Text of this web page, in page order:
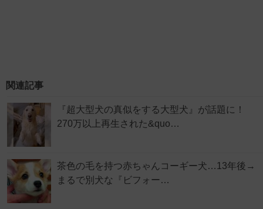
関連記事
『超大型犬の真似をする大型犬』が話題に！
270万以上再生された&quo…
茶色の毛を持つ赤ちゃんコーギー犬…13年後→
まるで別犬な『ビフォー…